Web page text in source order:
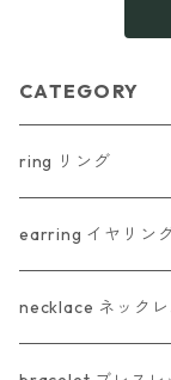
CATEGORY
ring リング
earring イヤリン
necklace ネック